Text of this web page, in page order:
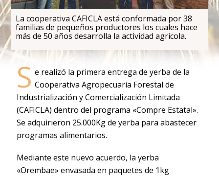
La cooperativa CAFICLA está conformada por 38
familias de pequeños productores los cuales hace
más de 50 años desarrolla la actividad agrícola.
S e realizó la primera entrega de yerba de la
Cooperativa Agropecuaria Forestal de
Industrialización y Comercialización Limitada
(CAFICLA) dentro del programa «Compre Estatal».
Se adquirieron 25.000Kg de yerba para abastecer
programas alimentarios.
Mediante este nuevo acuerdo, la yerba
«Orembae» envasada en paquetes de 1kg